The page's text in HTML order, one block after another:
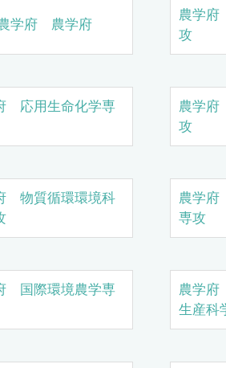
学府 農学府
農学
攻
応用生命化学専
農学
攻
物質循環環境科
農学
専攻
国際環境農学専
農学
生産科